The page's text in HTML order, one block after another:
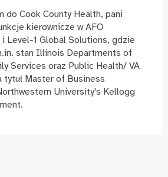
do Cook County Health, pani
kierownicze w AFO
Level-1 Global Solutions, gdzie
stan Illinois Departments of
Services oraz Public Health/ VA
tytuł Master of Business
University's Kellogg